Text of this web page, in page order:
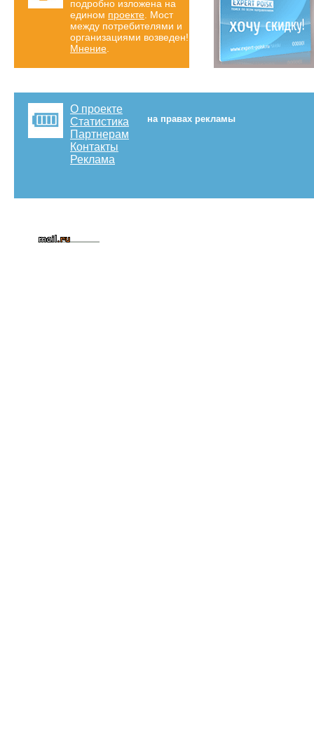
подробно изложена на
едином проекте . Мост
между потребителями и
организациями возведен!
Мнение
О проекте
Статистика
Партнерам
Контакты
Реклама
на правах рекламы